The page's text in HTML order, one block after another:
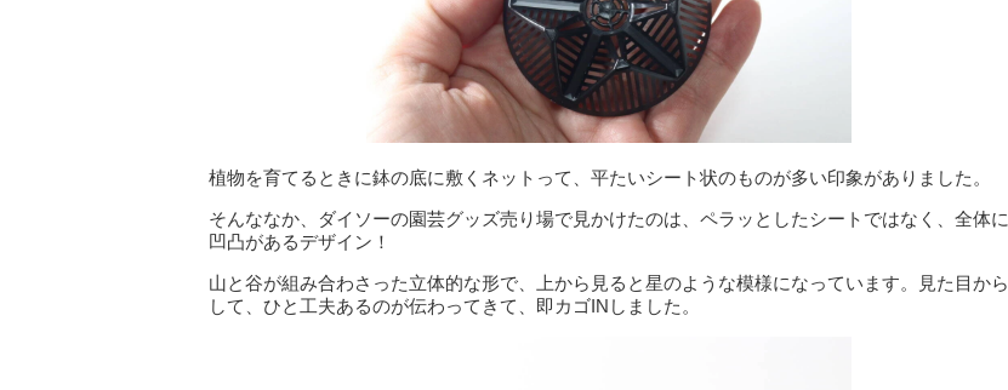
植物を育てるときに鉢の底に敷くネットって、平たいシート状のものが多い印象がありました。
そんななか、ダイソーの園芸グッズ売り場で見かけたのは、ペラッとしたシートではなく、全体に
凹凸があるデザイン！
山と谷が組み合わさった立体的な形で、上から見ると星のような模様になっています。見た目から
して、ひと工夫あるのが伝わってきて、即カゴINしました。